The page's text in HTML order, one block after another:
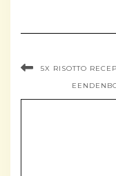
5X RISOTTO